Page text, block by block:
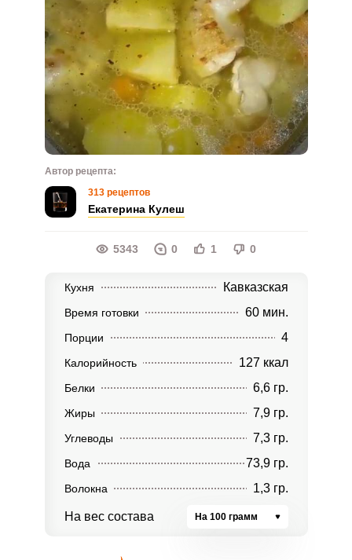
Автор рецепта:
313 рецептов
Екатерина Кулеш
5343 0 1 0
Кухня Кавказская
Время готовки 60 мин.
Порции 4
Калорийность 127 ккал
Белки 6,6 гр.
Жиры 7,9 гр.
Углеводы 7,3 гр.
Вода 73,9 гр.
Волокна 1,3 гр.
На вес состава На 100 грамм